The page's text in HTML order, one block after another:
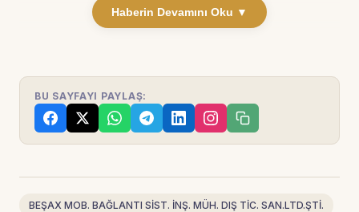
Haberin Devamını Oku ▼
BU SAYFAYI PAYLAŞ:
BEŞAX MOB. BAĞLANTI SİST. İNŞ. MÜH. DIŞ TİC. SAN.LTD.ŞTİ.